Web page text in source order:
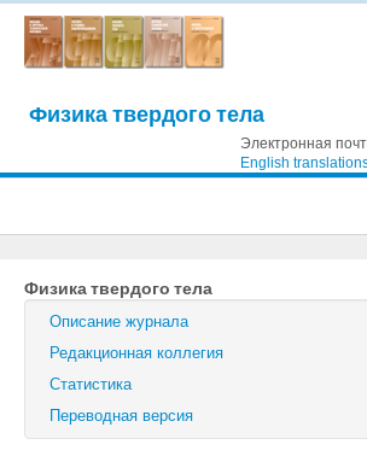
Физика твердого тела
Электронная
English
Журнал технической физики
Письма в Журнал технической
Физика твердого тела
Физика и техника полупроводников
Физика твердого тела
Описание журнала
Редакционная коллегия
Статистика
Переводная версия